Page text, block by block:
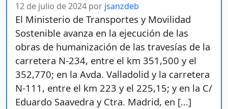
12 de julio de 2024 por jsanzdeb
El Ministerio de Transportes y Movilidad
Sostenible avanza en la ejecución de las
obras de humanización de las travesías de la
carretera N-234, entre el km 351,500 y el
352,770; en la Avda. Valladolid y la carretera
N-111, entre el km 223 y el 225,15; y en la C/
Eduardo Saavedra y Ctra. Madrid, en […]